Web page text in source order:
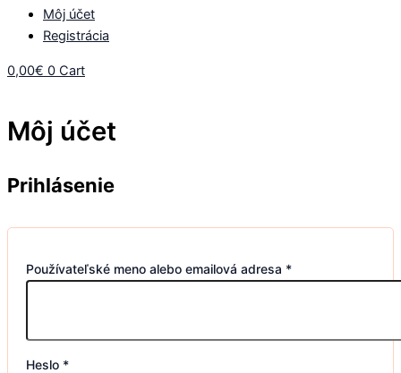
Môj účet
Registrácia
0,00€ 0 Cart
Môj účet
Prihlásenie
Používateľské meno alebo emailová adresa *
Heslo *